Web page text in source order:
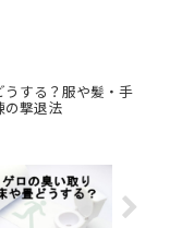
する？服や髪・手
の撃退法